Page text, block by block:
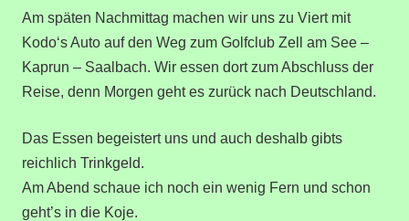
Am späten Nachmittag machen wir uns zu Viert mit
Kodo‘s Auto auf den Weg zum Golfclub Zell am See –
Kaprun – Saalbach. Wir essen dort zum Abschluss der
Reise, denn Morgen geht es zurück nach Deutschland.
Das Essen begeistert uns und auch deshalb gibts
reichlich Trinkgeld.
Am Abend schaue ich noch ein wenig Fern und schon
geht’s in die Koje.